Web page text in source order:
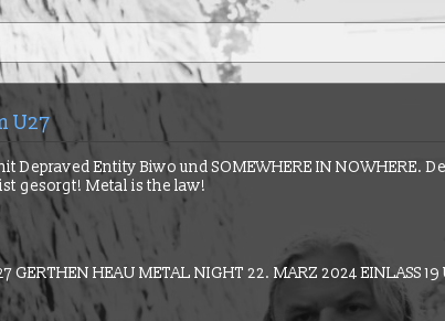
U27
Entity Biwo und SOMEWHERE IN NOWHERE.
gesorgt! Metal is the law!